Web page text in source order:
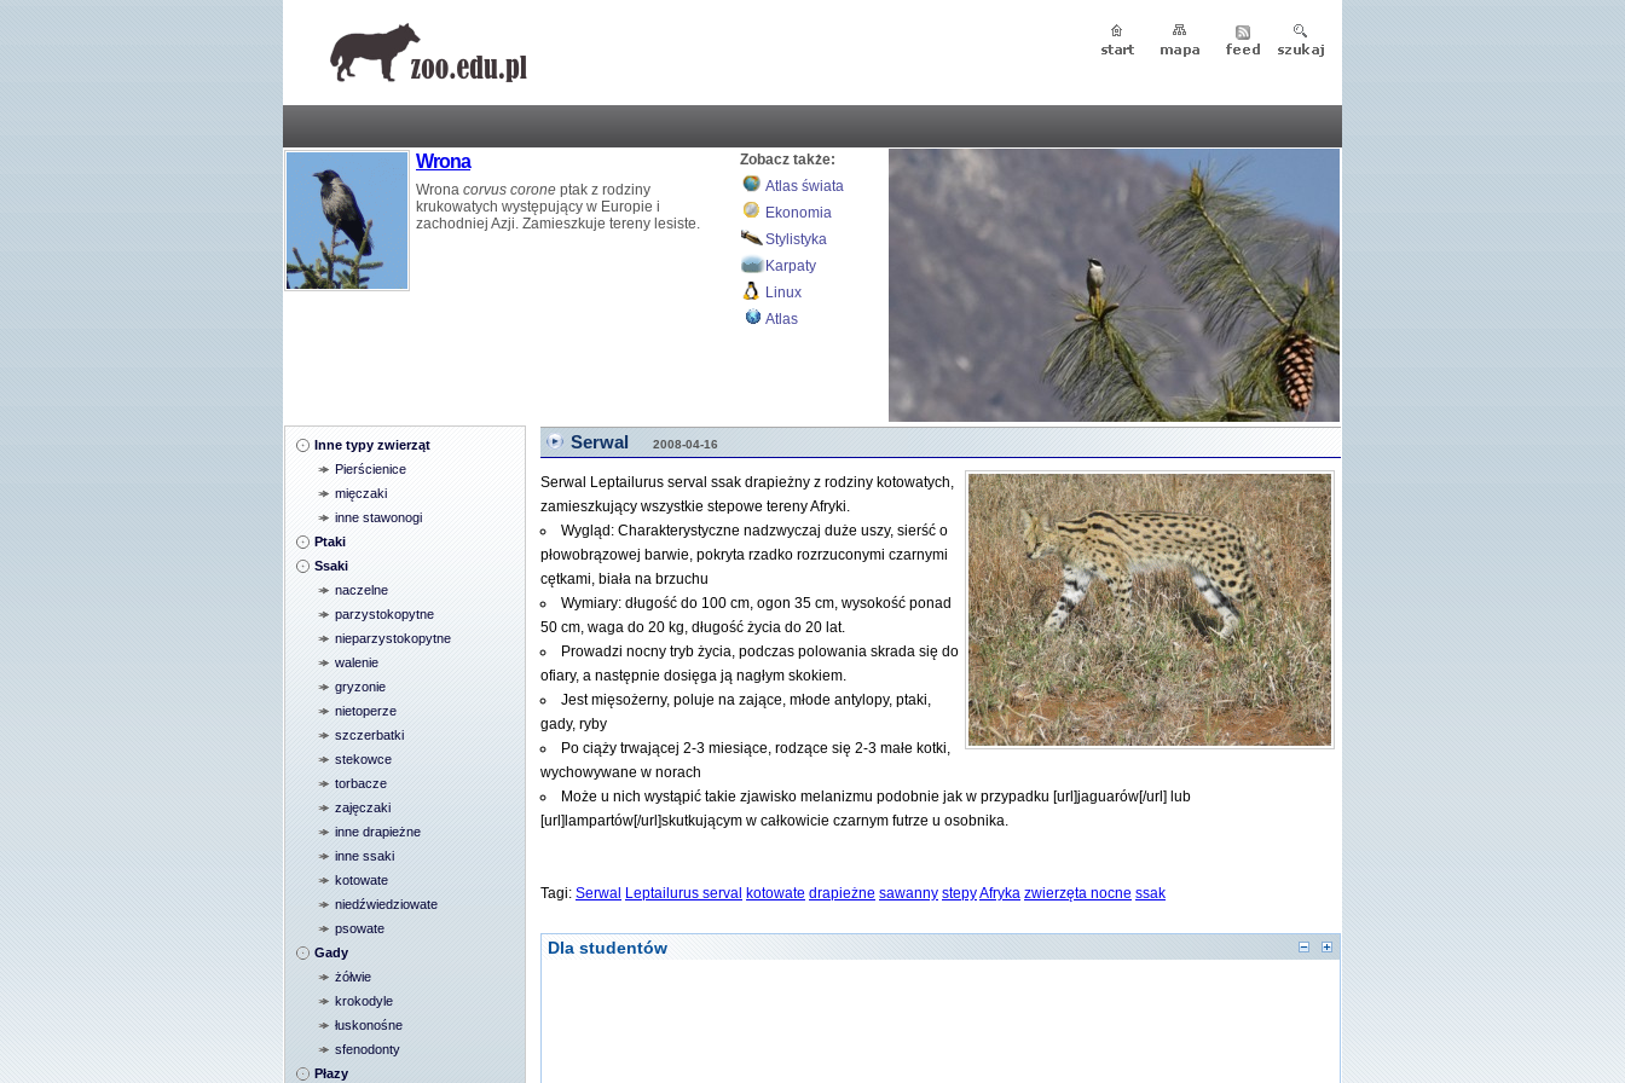
Wrona
Wrona corvus corone ptak z rodziny
krukowatych występujący w Europie i
zachodniej Azji. Zamieszkuje tereny lesiste.
Zobacz także:
Atlas świata
Ekonomia
Stylistyka
Karpaty
Linux
Atlas
Inne typy zwierząt
Pierścienice
mięczaki
inne stawonogi
Ptaki
Ssaki
naczelne
parzystokopytne
nieparzystokopytne
walenie
gryzonie
nietoperze
szczerbatki
stekowce
torbacze
zajęczaki
inne drapieżne
inne ssaki
kotowate
niedźwiedziowate
psowate
Gady
żółwie
krokodyle
łuskonośne
sfenodonty
Płazy
Serwal 2008-04-16
Serwal Leptailurus serval ssak drapieżny z rodziny kotowatych,
zamieszkujący wszystkie stepowe tereny Afryki.
Wygląd: Charakterystyczne nadzwyczaj duże uszy, sierść o
płowobrązowej barwie, pokryta rzadko rozrzuconymi czarnymi
cętkami, biała na brzuchu
Wymiary: długość do 100 cm, ogon 35 cm, wysokość ponad
50 cm, waga do 20 kg, długość życia do 20 lat.
Prowadzi nocny tryb życia, podczas polowania skrada się do
ofiary, a następnie dosięga ją nagłym skokiem.
Jest mięsożerny, poluje na zające, młode antylopy, ptaki,
gady, ryby
Po ciąży trwającej 2-3 miesiące, rodzące się 2-3 małe kotki,
wychowywane w norach
Może u nich wystąpić takie zjawisko melanizmu podobnie jak w przypadku [url]jaguarów[/url] lub
[url]lampartów[/url]skutkującym w całkowicie czarnym futrze u osobnika.
Tagi: Serwal Leptailurus serval kotowate drapieżne sawanny stepyAfryka zwierzęta nocne ssak
Dla studentów